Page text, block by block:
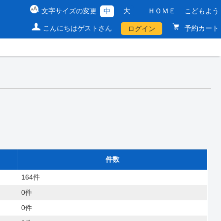
文字サイズの変更 中 大 ＨＯＭＥ こどもよう
こんにちはゲストさん ログイン 予約カート
件数
164件
0件
0件